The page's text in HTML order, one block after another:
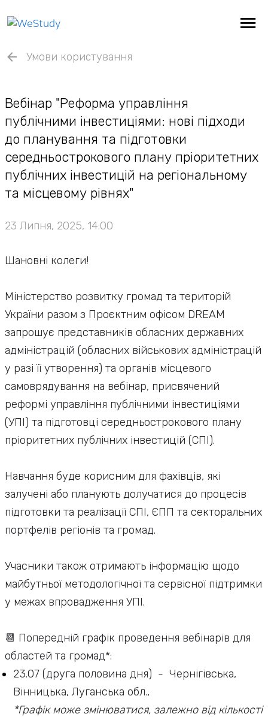
Умови користування
Вебінар "Реформа управління
публічними інвестиціями: нові підходи
до планування та підготовки
середньострокового плану пріоритетних
публічних інвестицій на регіональному
та місцевому рівнях"
23 Липня, 2025, 14:00
Шановні колеги!
Міністерство розвитку громад та територій
України разом з Проєктним офісом DREAM
запрошує представників обласних державних
адміністрацій (обласних військових адміністрацій
у разі її утворення) та органів місцевого
самоврядування на вебінар, присвячений
реформі управління публічними інвестиціями
(УПІ) та підготовці середньострокового плану
пріоритетних публічних інвестицій (СПІ).
Навчання буде корисним для фахівців, які
залучені або планують долучатися до процесів
підготовки та реалізації СПІ, ЄПП та секторальних
портфелів регіонів та громад.
Учасники також отримають інформацію щодо
майбутньої методологічної та сервісної підтримки
у межах впровадження УПІ.
📆 Попередній графік проведення вебінарів для
областей та громад*:
23.07 (друга половина дня) - Чернігівська,
Вінницька, Луганська обл.,
*Графік може змінюватися, залежно від кількості